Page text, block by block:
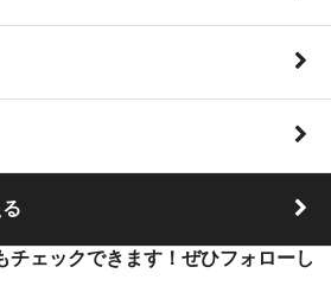
チェックできます！ぜひフォローし